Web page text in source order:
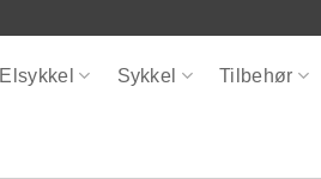
Elsykkel Sykkel Tilbehør